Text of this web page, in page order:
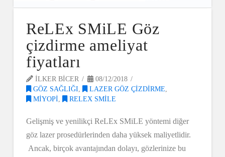
ReLEx SMiLE Göz
çizdirme ameliyat
fiyatları
ILKER BICER
08/12/2018
GÖZ SAĞLIĞI, LAZER GÖZ ÇIZDIRME,
MIYOPI, RELEX SMILE
Gelişmiş ve yenilikçi ReLEx SMiLE yöntemi diğer
göz lazer prosedürlerinden daha yüksek maliyetlidir.
Ancak, birçok avantajından dolayı, gözlerinize bu